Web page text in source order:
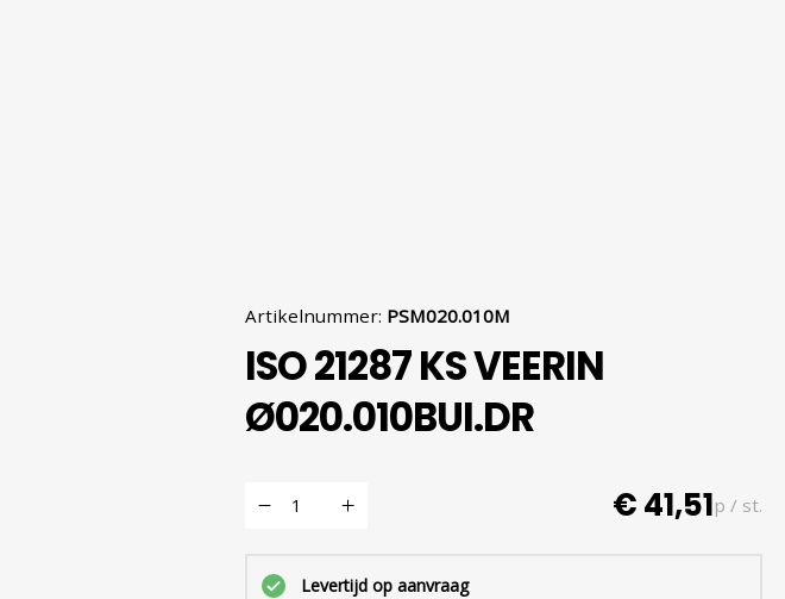
Artikelnummer: PSM020.010M
ISO 21287 KS VEERIN
Ø020.010BUI.DR
€ 41,51p / st.
Levertijd op aanvraag